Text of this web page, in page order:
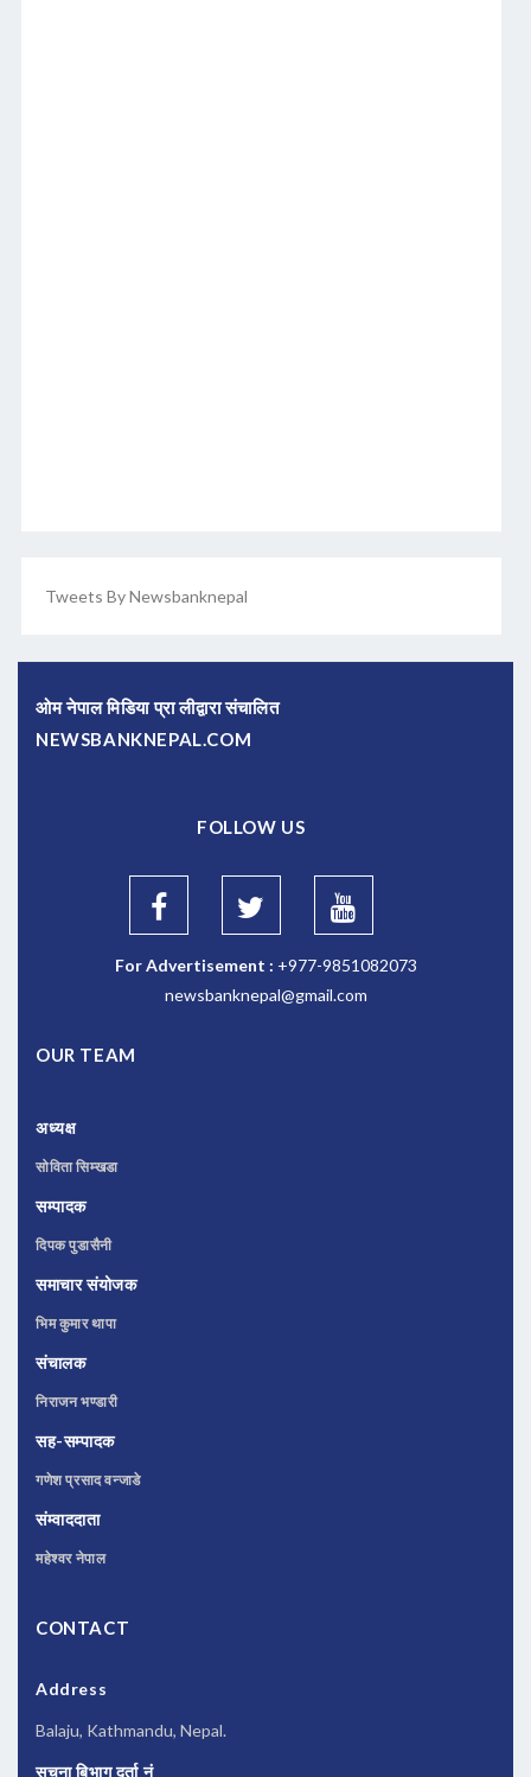
Tweets By Newsbanknepal
ओम नेपाल मिडिया प्रा लीद्वारा संचालित
NEWSBANKNEPAL.COM
FOLLOW US
For Advertisement : +977-9851082073
newsbanknepal@gmail.com
OUR TEAM
अध्यक्ष
सोविता सिम्खडा
सम्पादक
दिपक पुडासैनी
समाचार संयोजक
भिम कुमार थापा
संचालक
निराजन भण्डारी
सह-सम्पादक
गणेश प्रसाद वन्जाडे
संम्वाददाता
महेश्वर नेपाल
CONTACT
Address
Balaju, Kathmandu, Nepal.
सूचना बिभाग दर्ता नं